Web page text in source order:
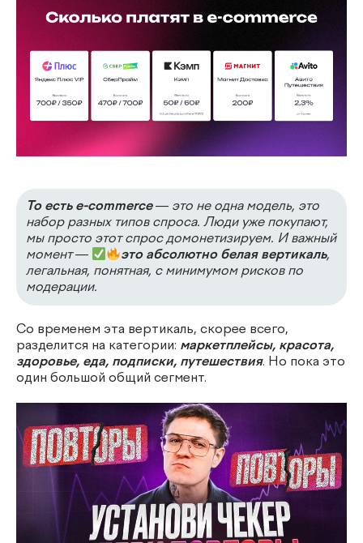
То есть e-commerce— это не одна модель, это
набор разных типов спроса. Люди уже покупают,
мы просто этот спрос домонетизируем. И важный
момент —
это абсолютно белая вертикаль,
легальная, понятная, с минимумом рисков по
модерации.
Со временем эта вертикаль, скорее всего,
разделится на категории: маркетплейсы, красота,
здоровье, еда, подписки, путешествия. Но пока это
один большой общий сегмент.